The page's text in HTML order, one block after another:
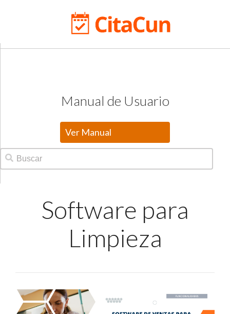
Manual de Usuario
Ver Manual
Software para
Limpieza